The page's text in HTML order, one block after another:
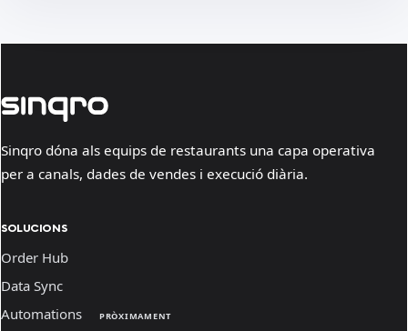
Sinqro dóna als equips de restaurants una capa operativa
per a canals, dades de vendes i execució diària.
SOLUCIONS
Order Hub
Data Sync
Automations
PRÒXIMAMENT